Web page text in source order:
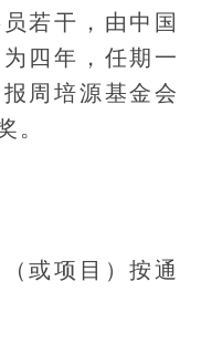
若干，由中国
四年，任期一
周培源基金会
。
或项目）按通